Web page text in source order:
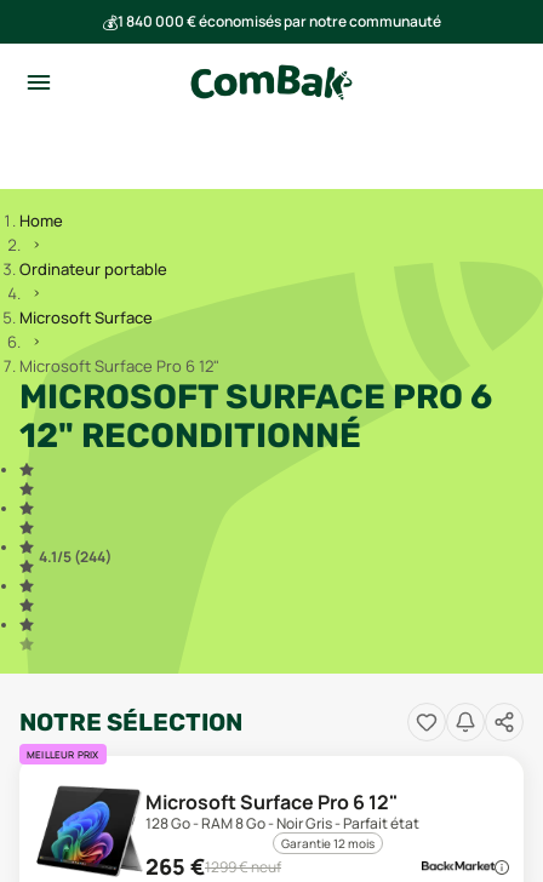
💰1 840 000 € économisés par notre communauté
Home
Ordinateur portable
Microsoft Surface
Microsoft Surface Pro 6 12"
MICROSOFT SURFACE PRO 6
12" RECONDITIONNÉ
4.1/5 (244)
NOTRE SÉLECTION
MEILLEUR PRIX
Microsoft Surface Pro 6 12"
128 Go - RAM 8 Go - Noir Gris - Parfait état
Garantie 12 mois
265 €1299€ neuf